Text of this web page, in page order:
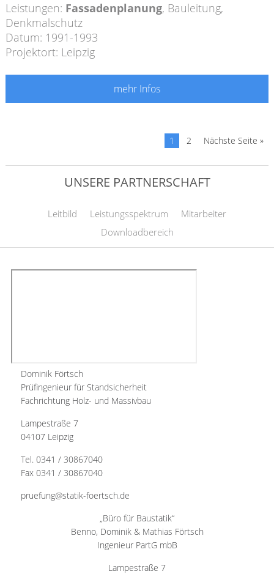
Leistungen: Fassadenplanung, Bauleitung,
Denkmalschutz
Datum: 1991-1993
Projektort: Leipzig
mehr Infos
1 2 Nächste Seite »
UNSERE PARTNERSCHAFT
Leitbild Leistungsspektrum
Mitarbeiter
Downloadbereich
Dominik Förtsch
Prüfingenieur für Standsicherheit
Fachrichtung Holz- und Massivbau
Lampestraße 7
04107 Leipzig
Tel. 0341 / 30867040
Fax 0341 / 30867040
pruefung@statik-foertsch.de
„Büro für Baustatik“
Benno, Dominik & Mathias Förtsch
Ingenieur PartG mbB
Lampestraße 7